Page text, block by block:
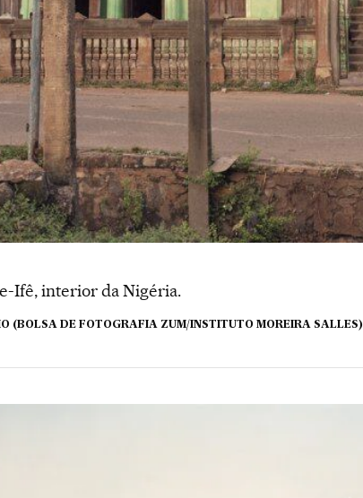
Ifê, interior da Nigéria.
(BOLSA DE FOTOGRAFIA ZUM/INSTITUTO MOREIRA SALLES)